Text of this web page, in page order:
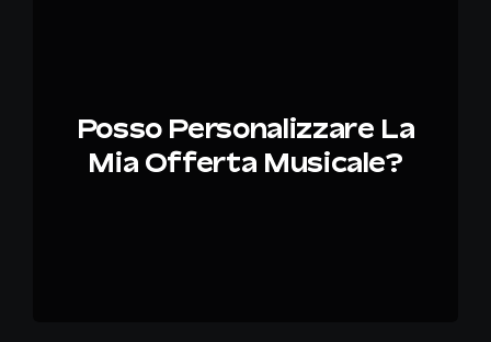
Posso Personalizzare La
Mia Offerta Musicale?